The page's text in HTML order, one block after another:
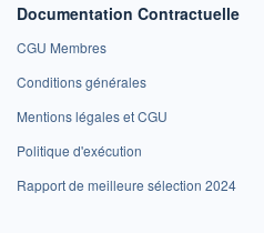
Documentation Contractuelle
CGU Membres
Conditions générales
Mentions légales et CGU
Politique d'exécution
Rapport de meilleure sélection 2024